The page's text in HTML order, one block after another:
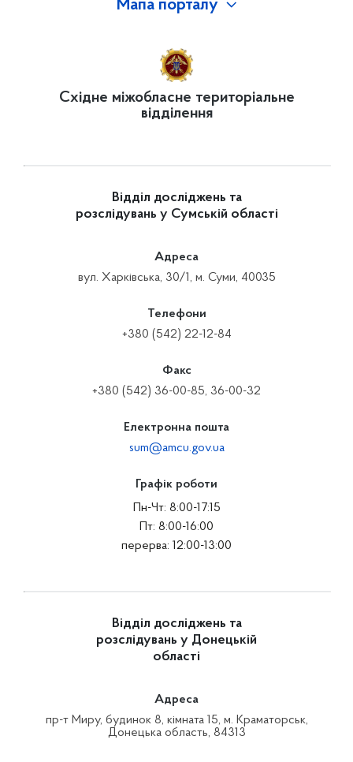
Мапа порталу
Східне міжобласне територіальне
відділення
Відділ досліджень та
розслідувань у Сумській області
Адреса
вул. Харківська, 30/1, м. Суми, 40035
Телефони
+380 (542) 22-12-84
Факс
+380 (542) 36-00-85, 36-00-32
Електронна пошта
sum@amcu.gov.ua
Графік роботи
Пн-Чт: 8:00-17:15
Пт: 8:00-16:00
перерва: 12:00-13:00
Відділ досліджень та
розслідувань у Донецькій
області
Адреса
пр-т Миру, будинок 8, кімната 15, м. Краматорськ,
Донецька область, 84313